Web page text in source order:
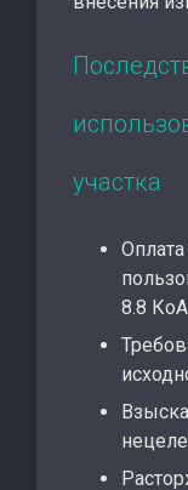
участка
8.8